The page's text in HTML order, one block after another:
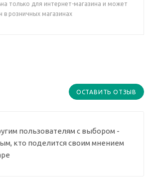
только для интернет-магазина и может
в розничных магазинах
ОСТАВИТЬ ОТЗЫВ
пользователям с выбором -
кто поделится своим мнением